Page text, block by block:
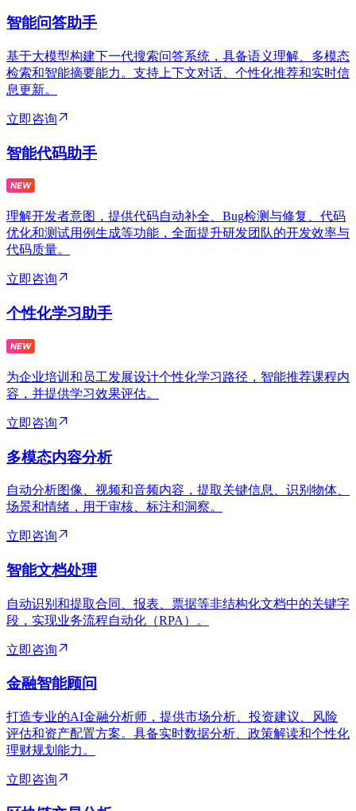
智能问答助手
基于大模型构建下一代搜索问答系统，具备语义理解、多模态
检索和智能摘要能力。支持上下文对话、个性化推荐和实时信
息更新。
立即咨询
智能代码助手
理解开发者意图，提供代码自动补全、Bug检测与修复、代码
优化和测试用例生成等功能，全面提升研发团队的开发效率与
代码质量。
立即咨询
个性化学习助手
为企业培训和员工发展设计个性化学习路径，智能推荐课程内
容，并提供学习效果评估。
立即咨询
多模态内容分析
自动分析图像、视频和音频内容，提取关键信息、识别物体、
场景和情绪，用于审核、标注和洞察。
立即咨询
智能文档处理
自动识别和提取合同、报表、票据等非结构化文档中的关键字
段，实现业务流程自动化（RPA）。
立即咨询
金融智能顾问
打造专业的AI金融分析师，提供市场分析、投资建议、风险
评估和资产配置方案。具备实时数据分析、政策解读和个性化
理财规划能力。
立即咨询